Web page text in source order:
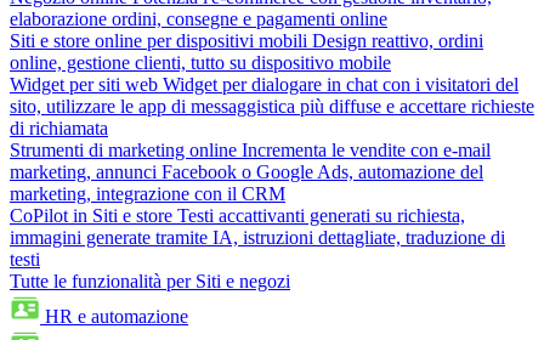
elaborazione ordini, consegne e pagamenti online
Siti e store online per dispositivi mobili Design reattivo, ordini
online, gestione clienti, tutto su dispositivo mobile
Widget per siti web Widget per dialogare in chat con i visitatori del
sito, utilizzare le app di messaggistica più diffuse e accettare richieste
di richiamata
Strumenti di marketing online Incrementa le vendite con e-mail
marketing, annunci Facebook o Google Ads, automazione del
marketing, integrazione con il CRM
CoPilot in Siti e store Testi accattivanti generati su richiesta,
immagini generate tramite IA, istruzioni dettagliate, traduzione di
testi
Tutte le funzionalità per Siti e negozi
HR e automazione